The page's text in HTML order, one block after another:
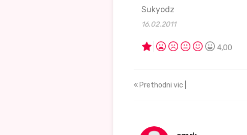
Sukyodz
16.02.2011
4,00
Prethodni vic |